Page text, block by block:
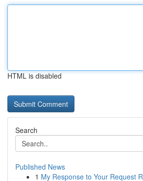
HTML is disabled
Search
Published News
1 My Response to Your Request